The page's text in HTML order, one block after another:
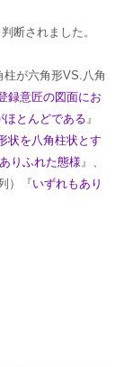
断されました。
が六角形VS.八角
録意匠の図面にお
ほとん どである 』
状を八角柱状とす
りふれた態様 』、
）『いずれもあり